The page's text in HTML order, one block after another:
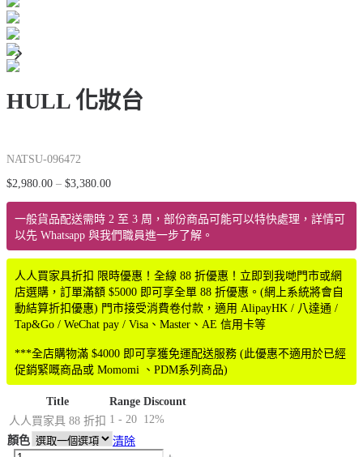
HULL 化妝台
NATSU-096472
$2,980.00 – $3,380.00價
格
範
圍：
$2,980.00
$3,380.00
一般貨品配送需時 2 至 3 周，部份商品可能可以特快處理，詳情可
以先 Whatsapp 與我們職員進一步了解。
人人買家具折扣 限時優惠！全線 88 折優惠！立即到我哋門市或網
店選購，訂單滿額 $5000 即可享全單 88 折優惠。(網上系統將會自
動結算折扣優惠) 門市接受消費卷付款，適用 AlipayHK / 八達通 /
Tap&Go / WeChat pay / Visa、Master、AE 信用卡等
***全店購物滿 $4000 即可享獲免運配送服務 (此優惠不適用於已經
促銷緊嘅商品或 Momomi 、PDM系列商品)
Title Range Discount
人人買家具 88 折扣 1 - 20 12%
顏色
清除